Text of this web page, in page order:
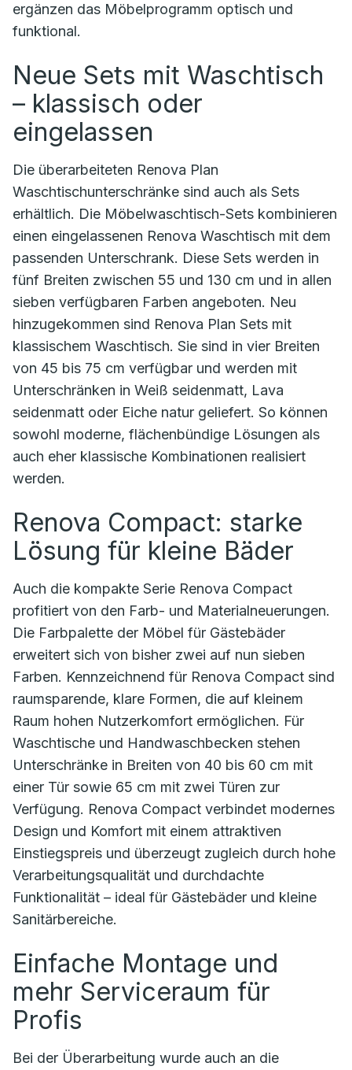
ergänzen das Möbelprogramm optisch und
funktional.
Neue Sets mit Waschtisch
– klassisch oder
eingelassen
Die überarbeiteten Renova Plan
Waschtischunterschränke sind auch als Sets
erhältlich. Die Möbelwaschtisch-Sets kombinieren
einen eingelassenen Renova Waschtisch mit dem
passenden Unterschrank. Diese Sets werden in
fünf Breiten zwischen 55 und 130 cm und in allen
sieben verfügbaren Farben angeboten. Neu
hinzugekommen sind Renova Plan Sets mit
klassischem Waschtisch. Sie sind in vier Breiten
von 45 bis 75 cm verfügbar und werden mit
Unterschränken in Weiß seidenmatt, Lava
seidenmatt oder Eiche natur geliefert. So können
sowohl moderne, flächenbündige Lösungen als
auch eher klassische Kombinationen realisiert
werden.
Renova Compact: starke
Lösung für kleine Bäder
Auch die kompakte Serie Renova Compact
profitiert von den Farb- und Materialneuerungen.
Die Farbpalette der Möbel für Gästebäder
erweitert sich von bisher zwei auf nun sieben
Farben. Kennzeichnend für Renova Compact sind
raumsparende, klare Formen, die auf kleinem
Raum hohen Nutzerkomfort ermöglichen. Für
Waschtische und Handwaschbecken stehen
Unterschränke in Breiten von 40 bis 60 cm mit
einer Tür sowie 65 cm mit zwei Türen zur
Verfügung. Renova Compact verbindet modernes
Design und Komfort mit einem attraktiven
Einstiegspreis und überzeugt zugleich durch hohe
Verarbeitungsqualität und durchdachte
Funktionalität – ideal für Gästebäder und kleine
Sanitärbereiche.
Einfache Montage und
mehr Serviceraum für
Profis
Bei der Überarbeitung wurde auch an die